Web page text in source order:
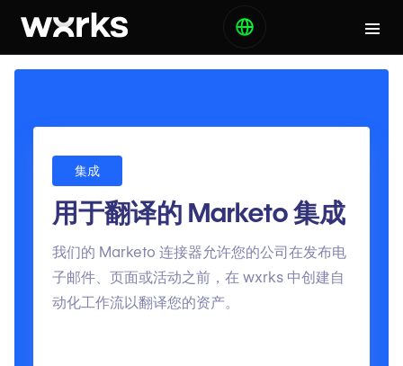
集成
用于翻译的 Marketo 集成
我们的 Marketo 连接器允许您的公司在发布电
子邮件、页面或活动之前，在 wxrks 中创建自
动化工作流以翻译您的资产。